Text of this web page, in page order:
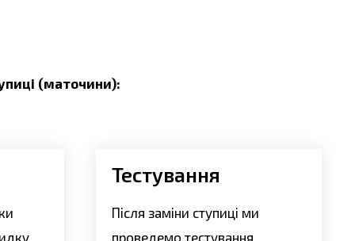
(маточини):
Тестування
Після заміни ступиці ми
проведемо тестування